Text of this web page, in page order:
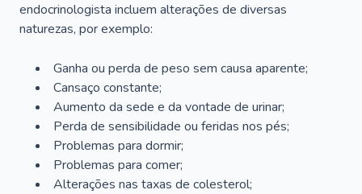
endocrinologista incluem alterações de diversas
naturezas, por exemplo:
Ganha ou perda de peso sem causa aparente;
Cansaço constante;
Aumento da sede e da vontade de urinar;
Perda de sensibilidade ou feridas nos pés;
Problemas para dormir;
Problemas para comer;
Alterações nas taxas de colesterol;